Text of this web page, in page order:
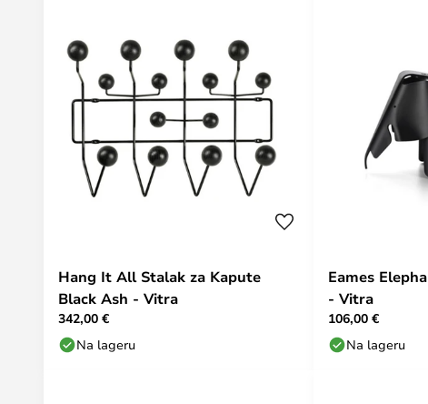
Hang It All Stalak za Kapute
Black Ash - Vitra
342,00 €
Na lageru
Eames
- Vitra
106,00 €
Na lageru